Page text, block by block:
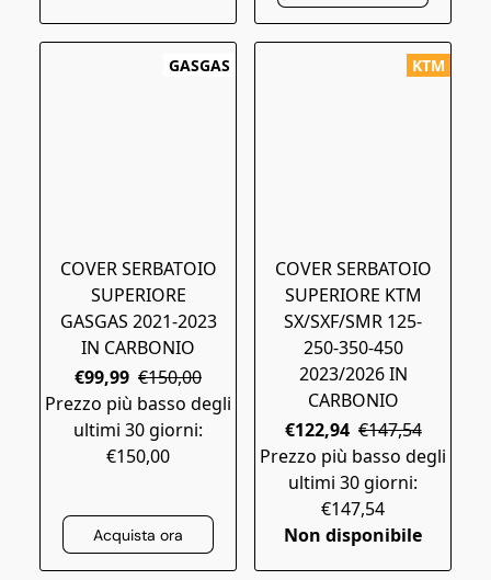
GASGAS
COVER SERBATOIO
SUPERIORE
GASGAS 2021-2023
IN CARBONIO
€99,99 €150,00
Prezzo più basso degli
ultimi 30 giorni:
€150,00
Acquista ora
KTM
COVER SERBATOIO
SUPERIORE KTM
SX/SXF/SMR 125-
250-350-450
2023/2026 IN
CARBONIO
€122,94 €147,54
Prezzo più basso degli
ultimi 30 giorni:
€147,54
Non disponibile